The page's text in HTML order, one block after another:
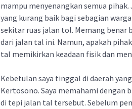
mampu menyenangkan semua
yang kurang baik bagi sebagian
sekitar ruas jalan tol. Memang benar
dari jalan tal ini. Namun, apakah
tal memikirkan keadaan fisik dan
Kebetulan saya tinggal di daerah
Kertosono. Saya memahami dengan
di tepi jalan tal tersebut. Sebelum